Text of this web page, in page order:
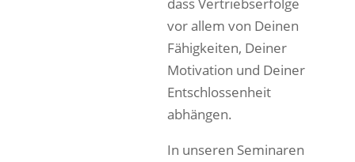
vor allem von Deinen
Fähigkeiten, Deiner
Motivation und Deiner
Entschlossenheit
abhängen.
In unseren Seminaren